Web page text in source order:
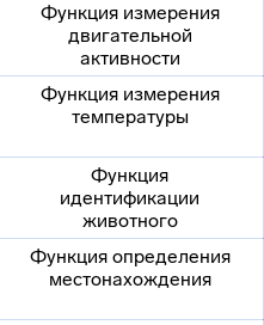
Функция измерения
двигательной
активности
Функция измерения
температуры
Функция
идентификации
животного
Функция определения
местонахождения